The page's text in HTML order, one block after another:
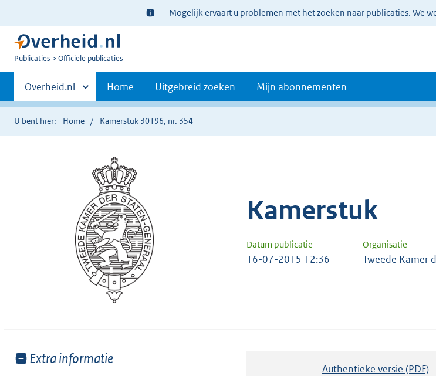
Ter
informatie:
Mogelijk ervaart u problemen met het zoeken naar publicaties. We
U
Publicaties Officiële publicaties
Primaire
navigatie
Andere
sites
binnen
Overheid.nl Home Uitgebreid zoeken Mijn abonnementen
U bent hier: Home Kamerstuk 30196, nr. 354
Kamerstuk
Datum publicatie Organisatie
16-07-2015 12:36 Tweede Kamer
Toon
Extra informatie
Authentieke versie (PDF)